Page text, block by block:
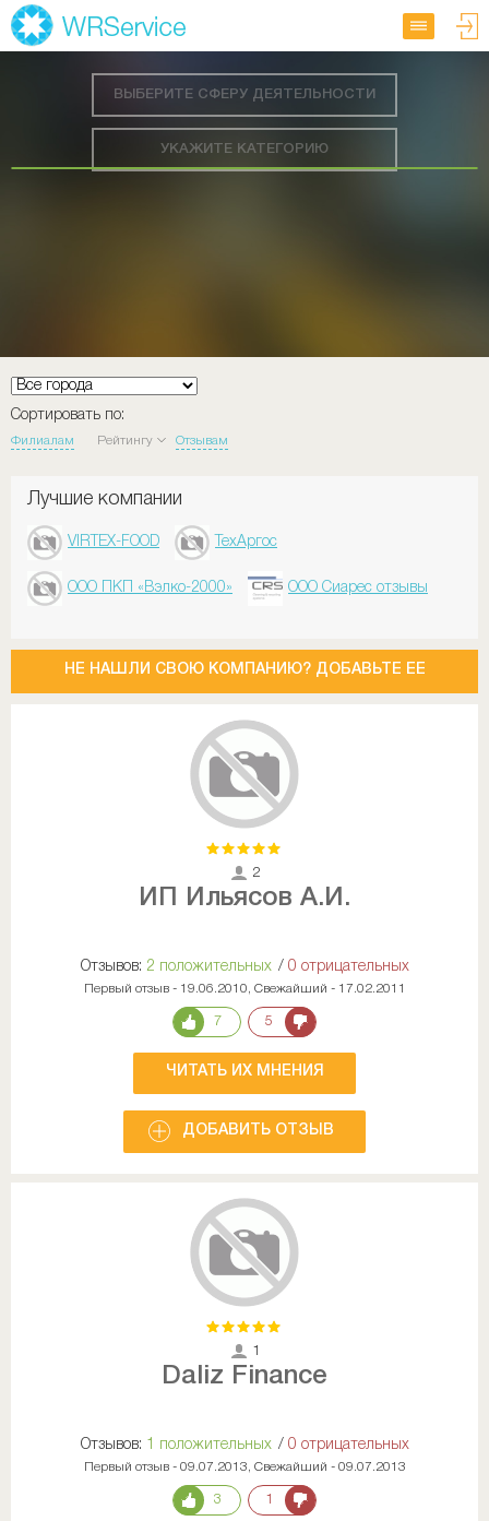
ВЫБЕРИТЕ СФЕРУ ДЕЯТЕЛЬНОСТИ
УКАЖИТЕ КАТЕГОРИЮ
Сортировать по:
Филиалам Рейтингу Отзывам
Лучшие компании
VIRTEX-FOOD ТехАргос
ООО ПКП «Вэлко-2000» ООО Сиарес отзывы
НЕ НАШЛИ СВОЮ КОМПАНИЮ? ДОБАВЬТЕ ЕЕ
2
ИП Ильясов А.И.
Отзывов: 2 положительных / 0 отрицательных
Первый отзыв - 19.06.2010, Свежайший - 17.02.2011
7 5
ЧИТАТЬ ИХ МНЕНИЯ
ДОБАВИТЬ ОТЗЫВ
1
Daliz Finance
Отзывов: 1 положительных / 0 отрицательных
Первый отзыв - 09.07.2013, Свежайший - 09.07.2013
3 1